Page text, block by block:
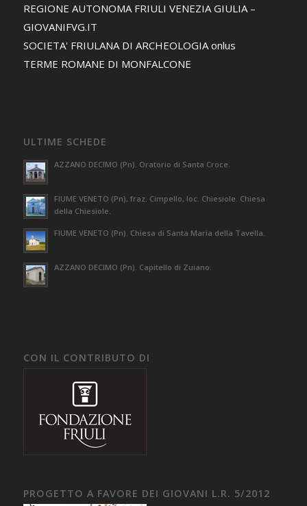
REGIONE AUTONOMA FRIULI VENEZIA GIULIA –
GIOVANIFVG.IT
SOCIETA' FRIULANA DI ARCHEOLOGIA onlus
TERME ROMANE DI MONFALCONE
ULTIME SCHEDE
AZZANO DECIMO (Pn). Oratorio di Santa Croce.
FIUME VENETO (Pn), fraz. Cimpello, loc. Chiesiole. Chiesa
della Chiesiole.
FIUME VENETO (Pn). Chiesa di Santa Maria della Tavella.
AZZANO DECIMO (Pn). Capitello di Zuiano.
CON IL CONTRIBUTO DI
PROGETTO A FAVORE DEI GIOVANI L.R. 5/2012